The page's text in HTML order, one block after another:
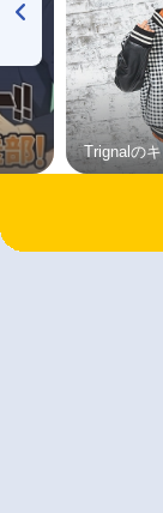
Trignalの